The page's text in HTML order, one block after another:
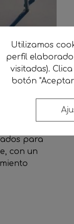
Tu guía
viaje por
a través de
una
para
con un
Utilizamos
perfil
visitadas). Clica
botón